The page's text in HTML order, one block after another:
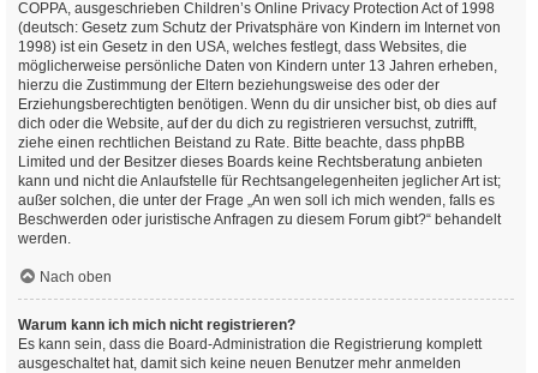
COPPA, ausgeschrieben Children’s Online Privacy Protection Act of 1998
(deutsch: Gesetz zum Schutz der Privatsphäre von Kindern im Internet von
1998) ist ein Gesetz in den USA, welches festlegt, dass Websites, die
möglicherweise persönliche Daten von Kindern unter 13 Jahren erheben,
hierzu die Zustimmung der Eltern beziehungsweise des oder der
Erziehungsberechtigten benötigen. Wenn du dir unsicher bist, ob dies auf
dich oder die Website, auf der du dich zu registrieren versuchst, zutrifft,
ziehe einen rechtlichen Beistand zu Rate. Bitte beachte, dass phpBB
Limited und der Besitzer dieses Boards keine Rechtsberatung anbieten
kann und nicht die Anlaufstelle für Rechtsangelegenheiten jeglicher Art ist;
außer solchen, die unter der Frage „An wen soll ich mich wenden, falls es
Beschwerden oder juristische Anfragen zu diesem Forum gibt?“ behandelt
werden.
Nach oben
Warum kann ich mich nicht registrieren?
Es kann sein, dass die Board-Administration die Registrierung komplett
ausgeschaltet hat, damit sich keine neuen Benutzer mehr anmelden